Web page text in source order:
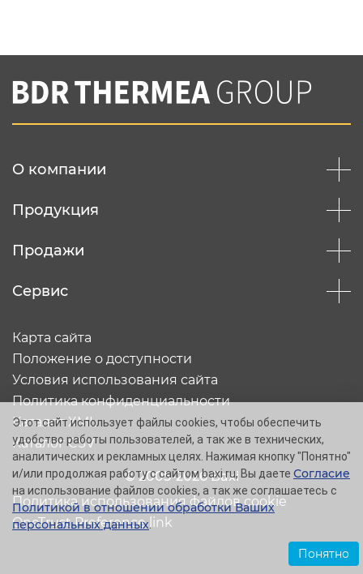
Вы соглашаетесь с нашей политикой
конфеденциальности
О компании
Продукция
Продажи
Сервис
© 2005-2026 Baxi
Карта сайта
Положение о доступности
Условия использования сайта
Политика конфиденциальности
Каталог XML
Каталог CSV
Политика использования файлов cookie
OneTrust Preference link
Этот сайт использует файлы cookies, чтобы обеспечить
удобство работы пользователей, а так же в технических,
аналитических и рекламных целях. Нажимая кнопку "Понятно"
и/или продолжая работу с сайтом baxi.ru, Вы даете Согласие
на использование файлов cookies, а так же соглашаетесь с
Политикой в отношении обработки Ваших
персональных данных.
Понятно